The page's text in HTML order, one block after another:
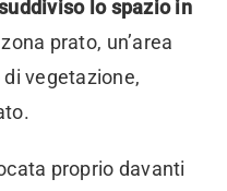
lo spazio in
prato, un’area
vegetazione,
proprio davanti